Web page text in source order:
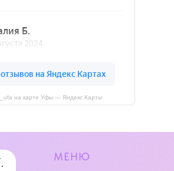
на карте Уфы — Яндекс Карты
МЕНЮ